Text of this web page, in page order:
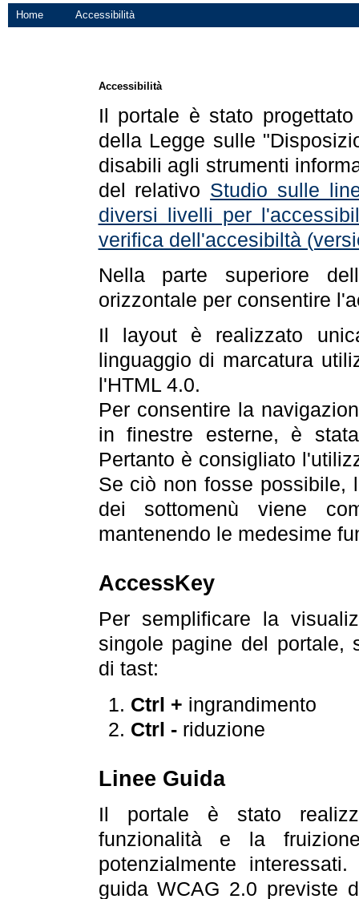
Home Accessibilità
Accessibilità
Il portale è stato
della Legge sulle
disabili agli strumenti
del relativo Studio sulle
diversi livelli per
verifica dell'accesibiltà
Nella parte superiore
orizzontale per consentire
Il layout è realizzato
linguaggio di marcatura
l'HTML 4.0.
Per consentire la
in finestre esterne, è
Pertanto è consigliato
Se ciò non fosse possibile,
dei sottomenù viene
mantenendo le medesime
AccessKey
Per semplificare la
singole pagine del portale,
di tast:
Ctrl + ingrandimento
Ctrl -riduzione
Linee Guida
Il portale è stato
funzionalità e la
potenzialmente
guida WCAG 2.0 previste